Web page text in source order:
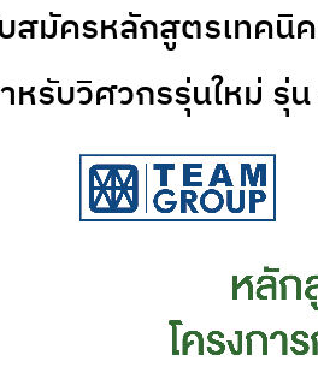
สมัครหลักสูตรเทคนิ
หรับวิศวกรรุ่นใหม่ รุ่